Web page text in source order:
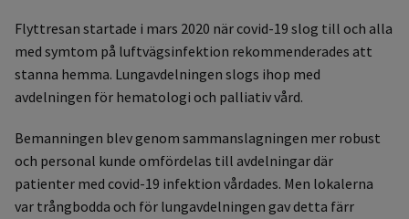
Flyttresan startade i mars 2020 när covid-19 slog till och alla
med symtom på luftvägsinfektion rekommenderades att
stanna hemma. Lungavdelningen slogs ihop med
avdelningen för hematologi och palliativ vård.
Bemanningen blev genom sammanslagningen mer robust
och personal kunde omfördelas till avdelningar där
patienter med covid-19 infektion vårdades. Men lokalerna
var trångbodda och för lungavdelningen gav detta färr